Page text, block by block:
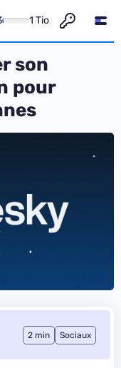
1 Tio
son
pour
2 min Sociaux